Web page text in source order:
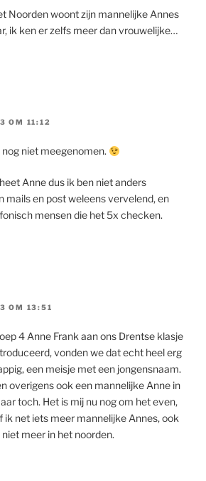
Noorden woont zijn mannelijke Annes
ik ken er zelfs meer dan vrouwelijke…
OM 11:12
nog niet meegenomen.
Anne dus ik ben niet anders
mails en post weleens vervelend, en
mensen die het 5x checken.
OM 13:51
4 Anne Frank aan ons Drentse klasje
vonden we dat echt heel erg
een meisje met een jongensnaam.
overigens ook een mannelijke Anne in
toch. Het is mij nu nog om het even,
ik net iets meer mannelijke Annes, ook
meer in het noorden.